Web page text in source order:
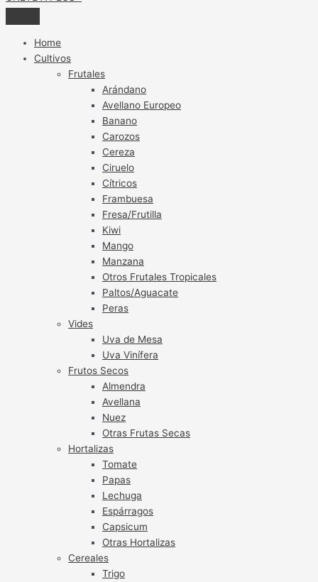
Home
Cultivos
Frutales
Arándano
Avellano Europeo
Banano
Carozos
Cereza
Ciruelo
Cítricos
Frambuesa
Fresa/Frutilla
Kiwi
Mango
Manzana
Otros Frutales Tropicales
Paltos/Aguacate
Peras
Vides
Uva de Mesa
Uva Vinífera
Frutos Secos
Almendra
Avellana
Nuez
Otras Frutas Secas
Hortalizas
Tomate
Papas
Lechuga
Espárragos
Capsicum
Otras Hortalizas
Cereales
Trigo